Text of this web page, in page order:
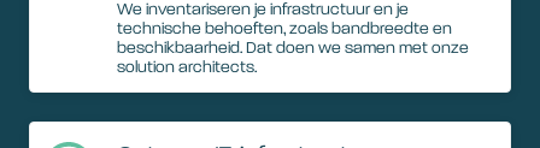
We inventariseren je infrastructuur en je
technische behoeften, zoals bandbreedte en
beschikbaarheid. Dat doen we samen met onze
solution architects.